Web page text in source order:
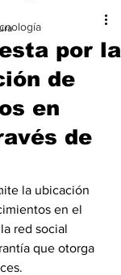
por la
de
en
de
la ubicación
en el
red social
que otorga